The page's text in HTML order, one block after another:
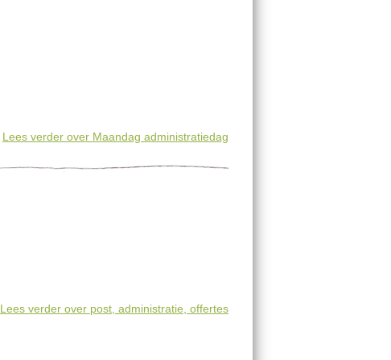
Lees verder over Maandag administratiedag
Lees verder over post, administratie, offertes